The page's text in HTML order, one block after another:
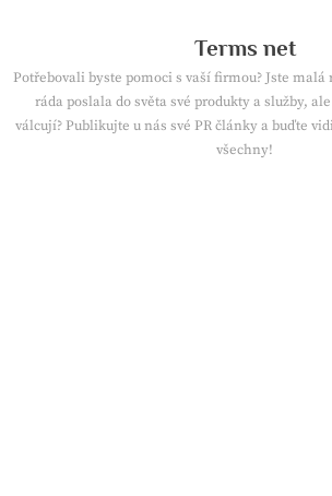
content
Terms net
Potřebovali byste pomoci s vaší firmou? Jste
ráda poslala do světa své produkty a služby,
válcují? Publikujte u nás své PR články a buďte
všechny!